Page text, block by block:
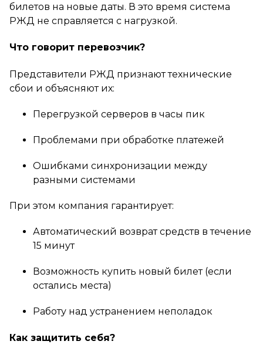
билетов на новые даты. В это время система
РЖД не справляется с нагрузкой.
Что говорит перевозчик?
Представители РЖД признают технические
сбои и объясняют их:
Перегрузкой серверов в часы пик
Проблемами при обработке платежей
Ошибками синхронизации между
разными системами
При этом компания гарантирует:
Автоматический возврат средств в течение
15 минут
Возможность купить новый билет (если
остались места)
Работу над устранением неполадок
Как защитить себя?